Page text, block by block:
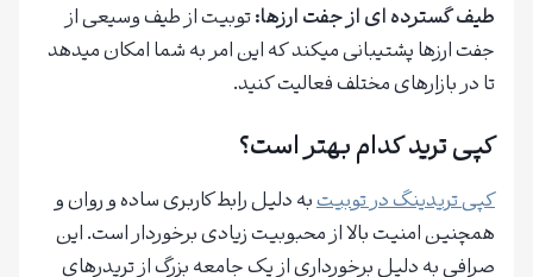
طیف گسترده ای از جفت ارزها:توبیت از طیف وسیعی از
جفت ارزها پشتیبانی میکند که این امر به شما امکان میدهد
تا در بازارهای مختلف فعالیت کنید.
کپی ترید کدام بهتر است؟
کپی تریدینگ در توبیتبه دلیل رابط کاربری ساده و روان و
همچنین امنیت بالا از محبوبیت زیادی برخوردار است. این
صرافی به دلیل برخورداری از یک جامعه بزرگ از تریدرهای